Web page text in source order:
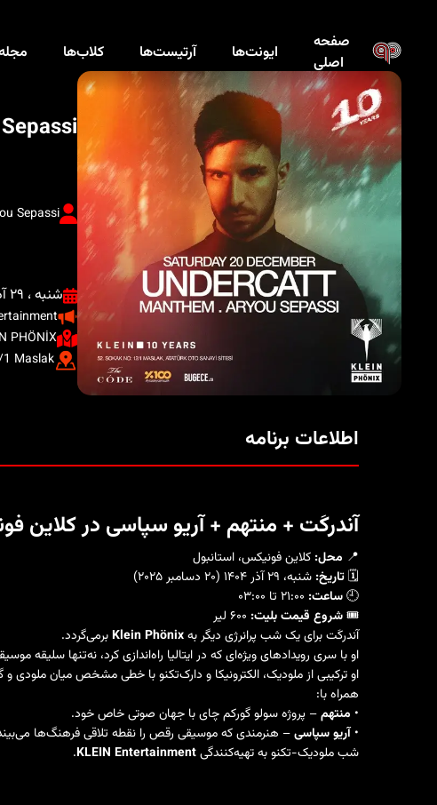
صفحه
اصلی
ایونت‌ها آرتیست‌ها کلاب‌ها
Sepassi
شنبه ، ۲۹ آذر ۱۴۰۴
PHÖNİX
Maslak
اطلاعات برنامه
آندرکَت + منتهم + آریو سپاسی در کلاین فونیکس –
📍 محل: کلاین فونیکس، استانبول
🗓️تاریخ: شنبه، ۲۹ آذر ۱۴۰۴ (۲۰ دسامبر ۲۰۲۵)
🕘ساعت:
🎟️شروع قیمت بلیت:
آندرکَت برای یک شب پرانرژی دیگر بهKlein Phönixبرمی‌گردد.
او با سری رویدادهای ویژه‌ای که در ایتالیا راه‌اندازی کرد، نه‌تنها
او ترکیبی از ملودیک، الکترونیکا و دارک‌تکنو با خطی مشخص میان ملودی
همراه با:
• منتهم– پروژه سولو گورکم چای با جهان صوتی خاص خود.
•آریو سپاسی– هنرمندی که موسیقی رقص را نقطه تلاقی فرهنگ‌ها
شب ملودیک-تکنو به تهیه‌کنندگیKLEIN Entertainment
.